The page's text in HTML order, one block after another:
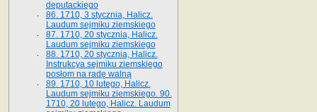
deputackiego
86. 1710, 3 stycznia, Halicz.
Laudum sejmiku ziemskiego
87. 1710, 20 stycznia, Halicz.
Laudum sejmiku ziemskiego
88. 1710, 20 stycznia, Halicz.
Instrukcya sejmiku ziemskiego
posłom na radę walną
89. 1710, 10 lutego, Halicz.
Laudum sejmiku ziemskiego. 90.
1710, 20 lutego, Halicz. Laudum